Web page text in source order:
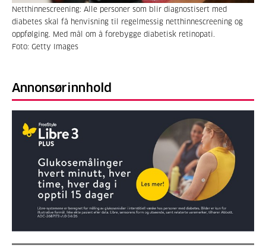
Netthinnescreening: Alle personer som blir diagnostisert med
diabetes skal få henvisning til regelmessig netthinnescreening og
oppfølging. Med mål om å forebygge diabetisk retinopati.
Foto: Getty Images
Annonsørinnhold